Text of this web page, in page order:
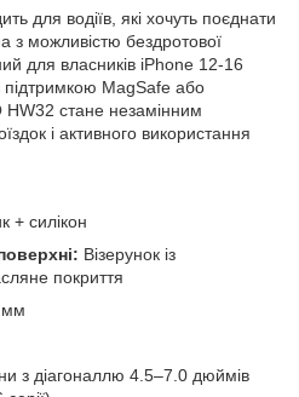
для водіїв, які хочуть поєднати
з можливістю бездротової
для власників iPhone 12-16
підтримкою MagSafe або
HW32 стане незамінним
і активного використання
+ силікон
Візерунок із
покриття
мм
з діагоналлю 4.5–7.0 дюймів